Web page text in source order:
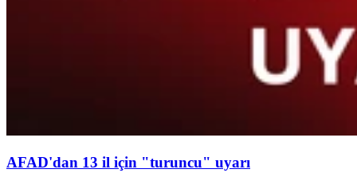
AFAD'dan 13 il için "turuncu" uyarı